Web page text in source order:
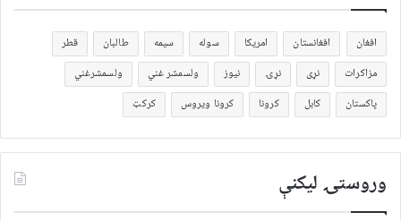
افغان افغانستان امریکا سوله سیمه طالبان
قطر
مزاکرات
نړی نړۍ نیوز ولسمشر غني
ولسمشرغني
پاکستان
کابل کرونا کرونا ویروس کرکټ
وروستۍ ليکنې